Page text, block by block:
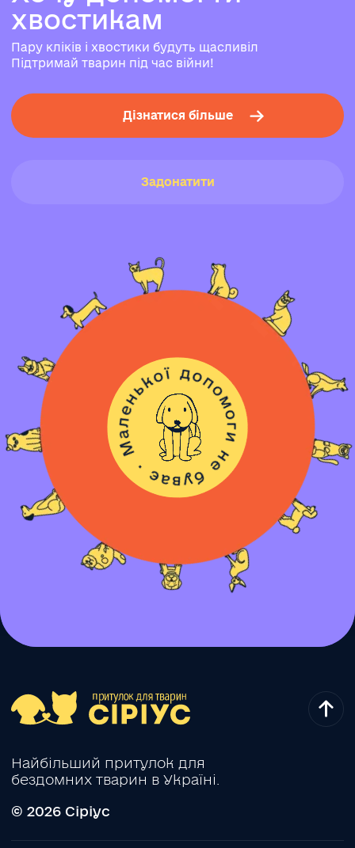
хвостикам
Пару кліків і хвостики будуть щасливіл
Підтримай тварин під час війни!
Дізнатися більше
Задонатити
Найбільший притулок для
бездомних тварин в Україні.
© 2026 Сіріус